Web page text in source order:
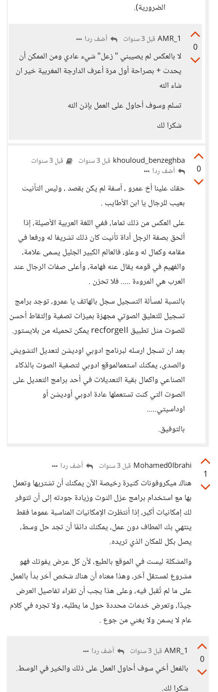
الضرورية).
0
AMR_1 قبل 3 سنوات أضف ردا
لا بالعكس لم يصيبني " زعل" شيء عادي ومن الممكن أن
يحدث + بصراحة أول مرة أعرف الدارجة المغربية خير ان
شاء الله
تسلم وسوف أحاول على العمل بإذن الله
شكرا لك
0
khouloud_benzeghba قبل 3 سنوات قبل 3 سنوات
أضف ردا
حقك علينا أخ عمرو ، أسفة لم يكن بقصد ، وليس التأنيث
بعيب للرجال يا ابن الأطايب .
على العكس من ذلك تماما، ففي اللغة العربية الأصيلة، إذا
ألحق بصفة الرجل أداة تأنيث كان ذلك تشريفا له ورفعا في
مقامه وكمال له وعلو، فالعالم الكبير الجليل يسمى علامة،
والفهيم في قومه يقال عنه فهامة، وأعلى صفات الرجال عند
العرب هي المروءة ..... فلا تحزن .
بالنسبة لمسألة التسجيل سجل بالهاتف يا عمرو، توجد برامج
تسجيل للتعليق الصوتي مجهزة بميزات تصفية وإلتقاط أحسن
للصوت مثل تطبيق recforgeII يمكن تحميله من بلايستور.
بعد ان تسجل ارسله لبرنامج ادوبي اوديشن لتعديل التشويش
والصدى، يمكنك استعمالموقع ادوبي لتصفية الصوت بالذكاء
الصناعي واكمال بقية التعديلات في أحد برامج التعديل على
الصوت التي كنت تستعملها عادة ادوبي أوديشن أو
اوداسيتي.....
بالتوفيق.
1
Mohamed0Ibrahi قبل 3 سنوات أضف ردا
هناك ميكروفونات كثيرة رخيصة الآن يمكنك أن تشتريها وتعمل
بها مع استخدام برامج عزل الثوت وزيادة جودته إلى أن تتوفر
لك إمكانيات أكبر، إذا أنتظرت الإمكانيات المناسبة عموما فقط
ينتهي بك المطاف دون عمل، يمكنك دائمًا أن تجد حل وسط،
يصل بكل للمكان الذي تريده.
والمشكلة ليست في الموقع بالطبع، لأن كل عرض يفوتك فهو
مشروع لمستقل آخر، وهذا معناه أن هناك شخص آخر بدأ بالعمل
على ما لم تُقبل فيه، وعلى هذا يجب أن تقراء تفاصيل العرض
جيدًا، وتعرض خدمات محددة حول ما يطلبه، ولا تجره في كلام
عام لا يسمن ولا يغني من جوع .
0
AMR_1 قبل 3 سنوات أضف ردا
بالفعل أخي سوف أحاول العمل على ذلك والخير في الوسط.
شكرا لك.